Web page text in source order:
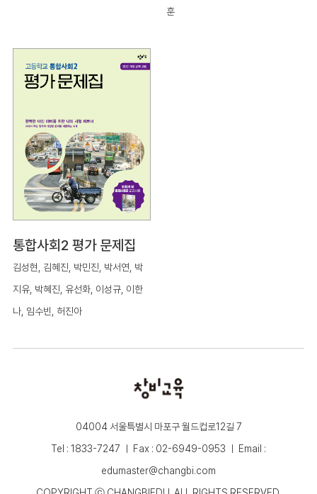
훈
통합사회2 평가 문제집
김성현, 김혜진, 박민진, 박서연, 박
지유, 박혜진, 유선화, 이성규, 이한
나, 임수빈, 허진아
04004 서울특별시 마포구 월드컵로12길 7
Tel : 1833-7247 ㅣ Fax : 02-6949-0953 ㅣ Email :
edumaster@changbi.com